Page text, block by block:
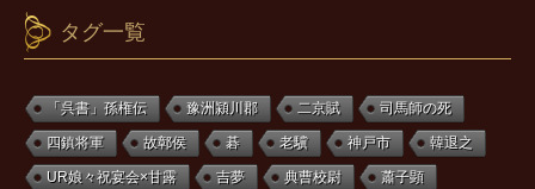
タグ一覧
「呉書」孫権伝 豫洲潁川郡 二京賦 司馬師の死
四鎮将軍 故鄣侯 碁 老驥 神戸市 韓退之
UR娘々祝宴会×甘露 吉夢 典曹校尉 蕭子顕